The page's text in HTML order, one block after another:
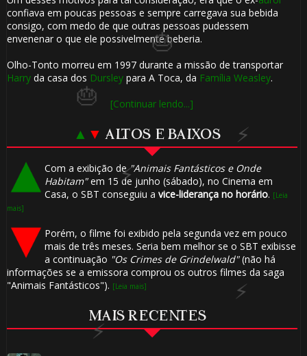
confiava em poucas pessoas e sempre carregava sua bebida
consigo, com medo de que outras pessoas pudessem
envenenar o que ele possivelmente beberia.
Olho-Tonto morreu em 1997 durante a missão de transportar
Harryda casa dos Dursleypara A Toca, da Família Weasley.
[Continuar lendo...]
▲ ▼ ALTOS E BAIXOS
Com a exibição de"Animais Fantásticos e Onde
Habitam"em 15 de junho (sábado), no Cinema em
Casa, o SBT conseguiu a vice-liderança no horário. [Leia
mais]
Porém, o filme foi exibido pela segunda vez em pouco
mais de três meses. Seria bem melhor se o SBT exibisse
a continuação "Os Crimes de Grindelwald"(não há
informações se a emissora comprou os outros filmes da saga
"Animais Fantásticos"). [Leia mais]
MAIS RECENTES
1️⃣ 8️⃣